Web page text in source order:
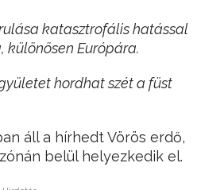
katasztrofális hatással
Európára.
hordhat szét a füst
áll a hírhedt Vörös erdő,
belül helyezkedik el.